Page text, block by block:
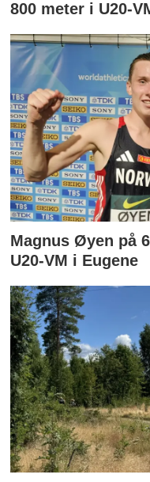
800 meter i U20-
Magnus Øyen på
U20-VM i Eugene